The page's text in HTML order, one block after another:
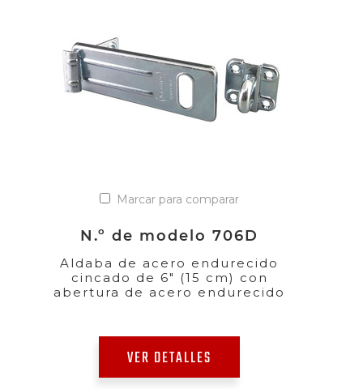
Marcar para comparar
N.º de modelo 706D
Aldaba de acero endurecido
cincado de 6" (15 cm) con
abertura de acero endurecido
VER DETALLES